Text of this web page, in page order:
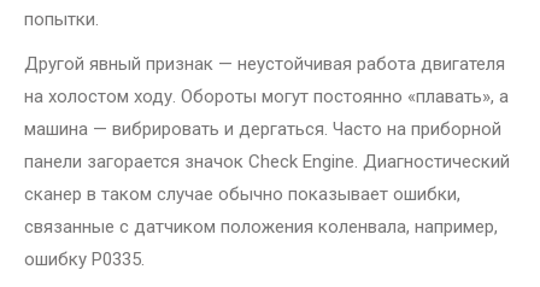
попытки.
Другой явный признак — неустойчивая работа двигателя
на холостом ходу. Обороты могут постоянно «плавать», а
машина — вибрировать и дергаться. Часто на приборной
панели загорается значок Check Engine. Диагностический
сканер в таком случае обычно показывает ошибки,
связанные с датчиком положения коленвала, например,
ошибку P0335.